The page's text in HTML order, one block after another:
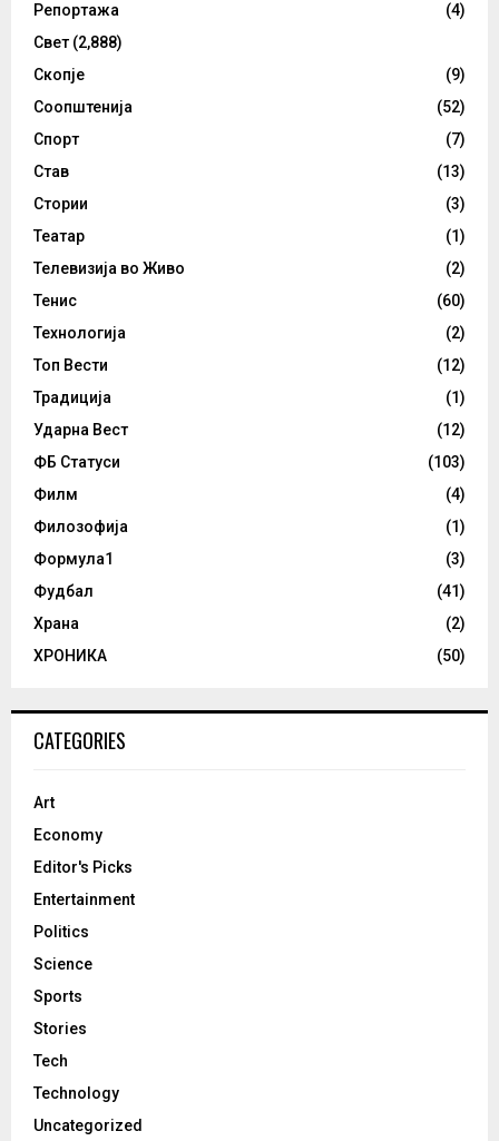
Репортажа
(4)
Свет (2,888)
Скопје
(9)
Соопштенија
(52)
Спорт
(7)
Став
(13)
Стории
(3)
Театар
(1)
Телевизија во Живо
(2)
Тенис
(60)
Технологија
(2)
Топ Вести
(12)
Традиција
(1)
Ударна Вест
(12)
ФБ Статуси
(103)
Филм
(4)
Филозофија
(1)
Формула1
(3)
Фудбал
(41)
Храна
(2)
ХРОНИКА
(50)
CATEGORIES
Art
Economy
Editor's Picks
Entertainment
Politics
Science
Sports
Stories
Tech
Technology
Uncategorized